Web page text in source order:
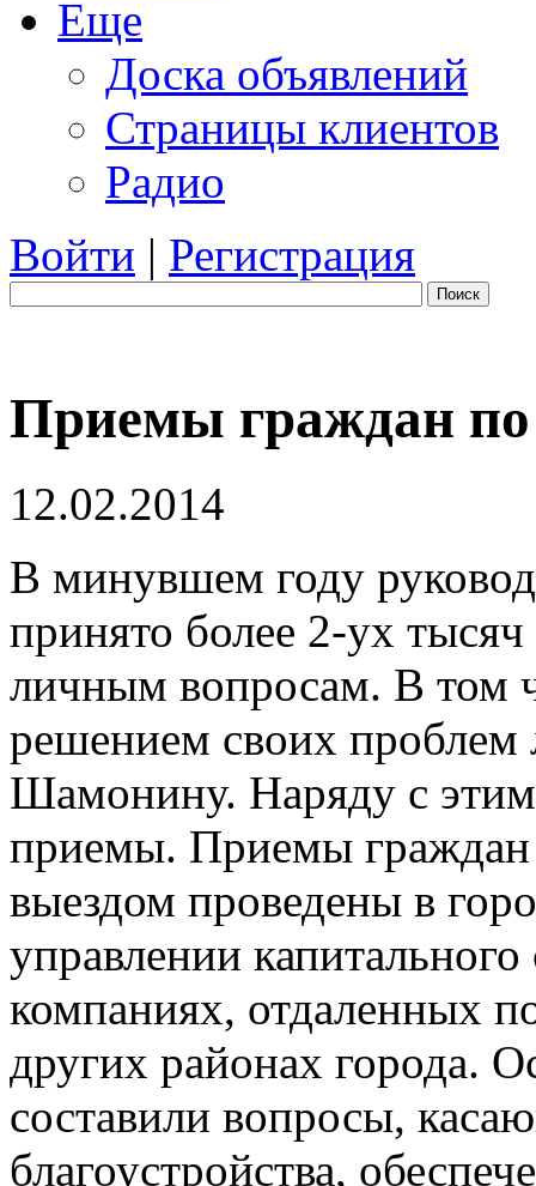
Еще
Доска объявлений
Страницы клиентов
Радио
Войти | Регистрация
Поиск
Приемы граждан
12.02.2014
В минувшем году
принято более 2-ух
личным вопросам. В том
решением своих
Шамонину. Наряду с
приемы. Приемы
выездом проведены в
управлении
компаниях, отдаленных
других районах города.
составили вопросы,
благоустройства,